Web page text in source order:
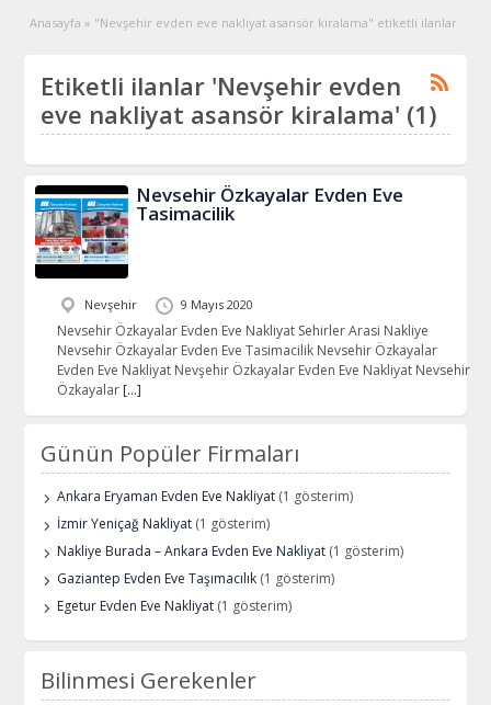
Anasayfa » "Nevşehir evden eve nakliyat asansör kiralama" etiketli ilanlar
Etiketli ilanlar 'Nevşehir evden
eve nakliyat asansör kiralama' (1)
Nevsehir Özkayalar Evden Eve
Tasimacilik
Nevşehir 9 Mayıs 2020
Nevsehir Özkayalar Evden Eve Nakliyat Sehirler Arasi Nakliye
Nevsehir Özkayalar Evden Eve Tasimacilik Nevsehir Özkayalar
Evden Eve Nakliyat Nevşehir Özkayalar Evden Eve Nakliyat Nevsehir
Özkayalar […]
Günün Popüler Firmaları
Ankara Eryaman Evden Eve Nakliyat (1 gösterim)
İzmir Yeniçağ Nakliyat (1 gösterim)
Nakliye Burada – Ankara Evden Eve Nakliyat (1 gösterim)
Gaziantep Evden Eve Taşımacılık (1 gösterim)
Egetur Evden Eve Nakliyat (1 gösterim)
Bilinmesi Gerekenler